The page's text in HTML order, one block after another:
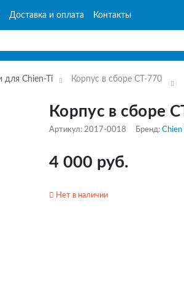
Доставка и оплата Контакты
для Chien-Ti Корпус в сборе СТ-770
Корпус в сборе
Артикул: 2017-0018 Бренд: Chien
4 000 руб.
Нет в наличии